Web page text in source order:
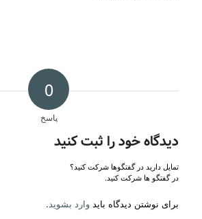
0
پاسخ
دیدگاه خود را ثبت کنید
تمایل دارید در گفتگوها شرکت کنید؟
در گفتگو ها شرکت کنید.
برای نوشتن دیدگاه باید وارد بشوید.